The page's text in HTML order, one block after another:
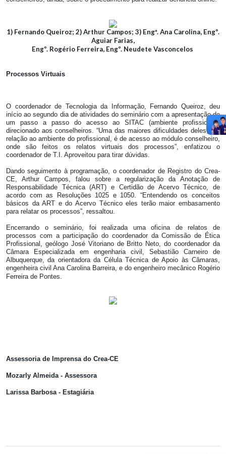
1) Fernando Queiroz; 2) Arthur Campos; 3) Engª. Ana Carolina, Engº.
Aguiar Farias,
Engº. Rogério Ferreira, Engº. Neudete Vasconcelos
Processos Virtuais
O coordenador de Tecnologia da Informação, Fernando Queiroz, deu
início ao segundo dia de atividades do seminário com a apresentação de
um passo a passo do acesso ao SITAC (ambiente profissional),
direcionado aos conselheiros. “Uma das maiores dificuldades deles, em
relação ao ambiente do profissional, é de acesso ao módulo conselheiro,
onde são feitos os relatos virtuais dos processos”, enfatizou o
coordenador de T.I. Aproveitou para tirar dúvidas.
Dando seguimento à programação, o coordenador de Registro do Crea-
CE, Arthur Campos, falou sobre a regularização da Anotação de
Responsabilidade Técnica (ART) e Certidão de Acervo Técnico, de
acordo com as Resoluções 1025 e 1050. “Entendendo os conceitos
básicos da ART e do Acervo Técnico eles terão maior embasamento
para relatar os processos”, ressaltou.
Encerrando o seminário, foi realizada uma oficina de relatos de
processos com a participação do coordenador da Comissão de Ética
Profissional, geólogo José Vitoriano de Britto Neto, do coordenador da
Câmara Especializada em engenharia civil, Sebastião Carneiro de
Albuquerque, da orientadora da Célula Técnica de Apoio às Câmaras,
engenheira civil Ana Carolina Barreira, e do engenheiro mecânico Rogério
Ferreira de Pontes.
Assessoria de Imprensa do Crea-CE
Mozarly Almeida - Assessora
Larissa Barbosa - Estagiária